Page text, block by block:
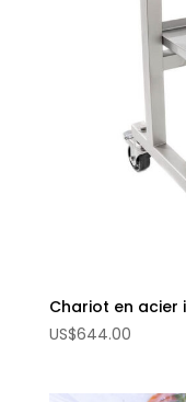
Chariot en acier
US$644.00